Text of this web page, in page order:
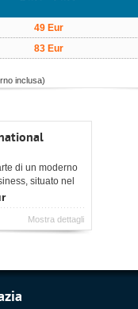
49 Eur
83 Eur
inclusa)
di un moderno
situato nel
di Zagabria.
Mostra dettagli